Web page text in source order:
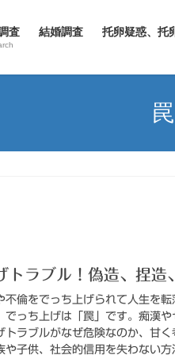
査 結婚調査 托卵疑惑、托
罠
トラブル！偽造、捏造
不倫をでっち上げられて人生を
っち上げは「罠」です。痴漢
ラブルがなぜ危険なのか、甘く
や子供、社会的信用を失わない